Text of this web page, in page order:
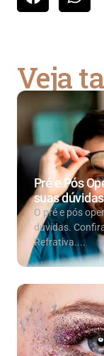
Veja
Pré e Pós
suas dúvidas
O pré e pós
dúvidas.
Refrativa....